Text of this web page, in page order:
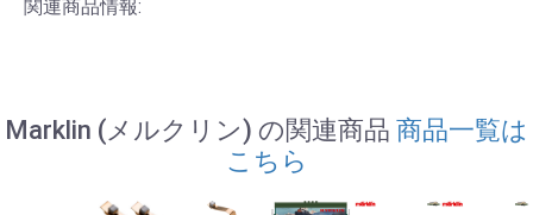
関連商品情報:
Marklin (メルクリン) の関連商品 商品一覧は
こちら